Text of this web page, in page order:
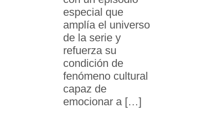
especial que
amplía el universo
de la serie y
refuerza su
condición de
fenómeno cultural
capaz de
emocionar a […]